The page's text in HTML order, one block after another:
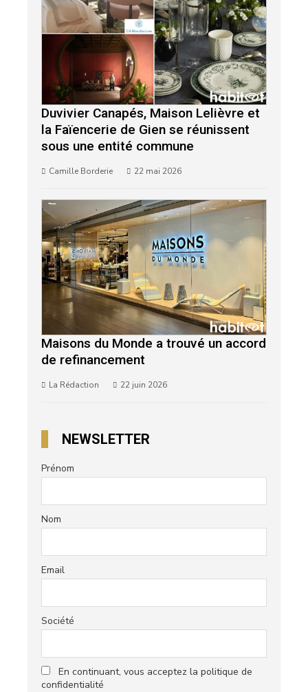
Duvivier Canapés, Maison Lelièvre et
la Faïencerie de Gien se réunissent
sous une entité commune
Camille Borderie 22 mai 2026
Maisons du Monde a trouvé un accord
de refinancement
La Rédaction 22 juin 2026
NEWSLETTER
Prénom
Nom
Email
Société
En continuant, vous acceptez la politique de
confidentialité